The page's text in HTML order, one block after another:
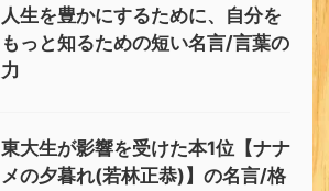
人生を豊かにするために、自分を
もっと知るための短い名言/言葉の
力
東大生が影響を受けた本1位【ナナ
メの夕暮れ(若林正恭)】の名言/格